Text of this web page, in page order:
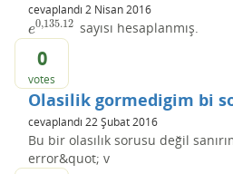
cevaplandı 2 Nisan 2016
e0,135.12
e0,135.12sayısı hesaplanmış.
0
votes
Olasilik gormedigim bi
cevaplandı 22 Şubat 2016
Bu bir olasılık sorusu değil
error&quot; v